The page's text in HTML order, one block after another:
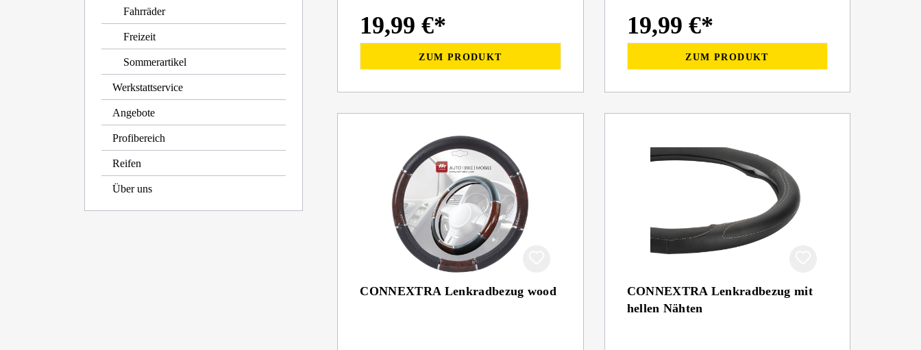
Fahrräder
Freizeit
Sommerartikel
Werkstattservice
Angebote
Profibereich
Reifen
Über uns
19,99 €*
ZUM PRODUKT
19,99 €*
ZUM PRODUKT
CONNEXTRA Lenkradbezug wood
CONNEXTRA Lenkradbezug mit
hellen Nähten